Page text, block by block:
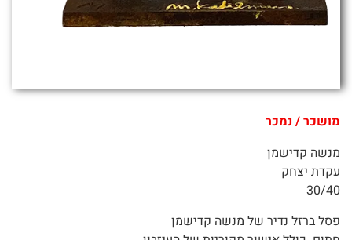
מושכר / נמכר
מנשה קדישמן
עקדת יצחק
30/40
פסל ברזל נדיר של מנשה קדישמן